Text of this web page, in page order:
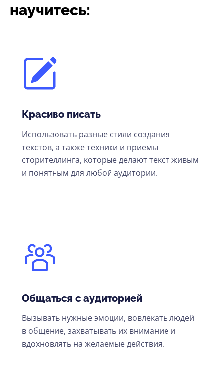
научитесь:
Красиво писать
Использовать разные стили создания
текстов, а также техники и приемы
сторителлинга, которые делают текст живым
и понятным для любой аудитории.
Общаться с аудиторией
Вызывать нужные эмоции, вовлекать людей
в общение, захватывать их внимание и
вдохновлять на желаемые действия.